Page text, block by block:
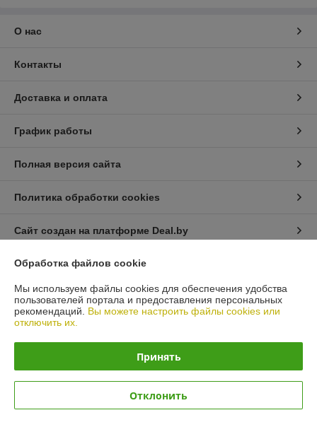
О нас
Контакты
Доставка и оплата
График работы
Полная версия сайта
Политика обработки cookies
Сайт создан на платформе Deal.by
Юридическое лицо:Общество с ограниченной ответственностью
«Автопроект Плюс»
г. Минск, ул. Тимирязева, д.114-8
Регистрационный номер ЕГР: 193664948
Регистрационный орган: Минским горисполкомом
Дата регистрации компании: 05.01.2023
Обработка файлов cookie
Мы используем файлы cookies для обеспечения удобства
пользователей портала и предоставления персональных
рекомендаций. Вы можете настроить файлы cookies или
отключить их.
Принять
Отклонить